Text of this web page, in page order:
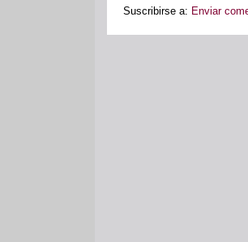
Suscribirse a: Enviar